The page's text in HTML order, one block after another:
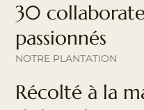
30
passionnés
NOTRE PLANTATION
Récolté à la